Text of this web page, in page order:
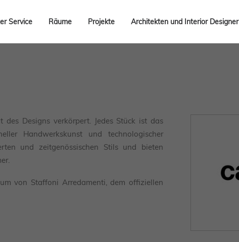
Service Räume Projekte Architekten und Interior Designer
Designs verkörpert. Jedes Stück ist das
Handwerkskunst und technologischer
und zeitgenössischen Stils und bieten
von Staffoni Arredamenti, dem offiziellen